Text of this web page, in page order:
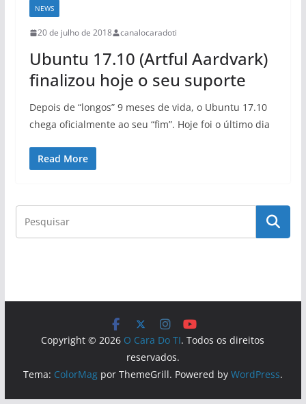
NEWS
20 de julho de 2018 canalocaradoti
Ubuntu 17.10 (Artful Aardvark)
finalizou hoje o seu suporte
Depois de “longos” 9 meses de vida, o Ubuntu 17.10
chega oficialmente ao seu “fim”. Hoje foi o último dia
Read More
Copyright © 2026 O Cara Do TI. Todos os direitos
reservados.
Tema: ColorMagpor ThemeGrill. Powered by WordPress.